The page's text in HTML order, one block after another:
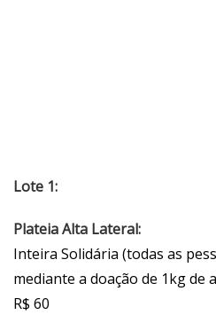
Lote 1:
Plateia Alta Lateral:
Inteira Solidária (todas as
mediante a doação de 1kg de
R$ 60